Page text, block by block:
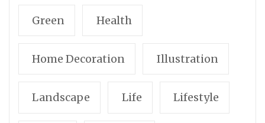
Green Health
Home Decoration Illustration
Landscape Life Lifestyle